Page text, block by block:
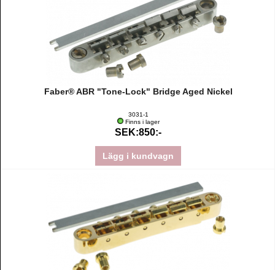
Faber® ABR "Tone-Lock" Bridge Aged Nickel
3031-1
Finns i lager
SEK:850:-
Lägg i kundvagn